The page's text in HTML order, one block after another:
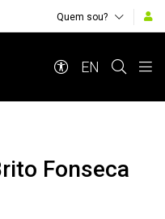
Quem sou?
EN